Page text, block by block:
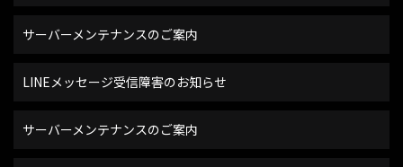
サーバーメンテナンスのご案内
LINEメッセージ受信障害のお知らせ
サーバーメンテナンスのご案内